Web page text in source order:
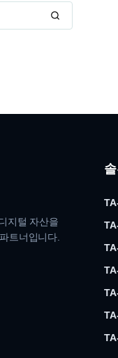
지털 자산을
트너입니다.